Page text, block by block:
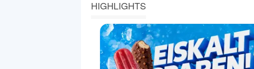
HIGHLIGHTS